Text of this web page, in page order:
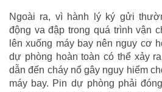
Ngoài ra, vì hành lý ký gửi
động va đập trong quá trình vận
lên xuống máy bay nên nguy cơ
dự phòng hoàn toàn có thể xảy
dẫn đến cháy nổ gây nguy hiểm
máy bay. Pin dự phòng phải